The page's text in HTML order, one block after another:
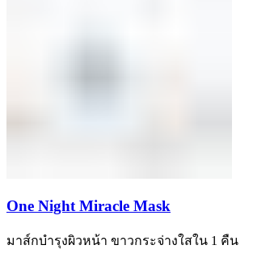
One Night Miracle Mask
มาส์กบำรุงผิวหน้า ขาวกระจ่างใสใน 1 คืน